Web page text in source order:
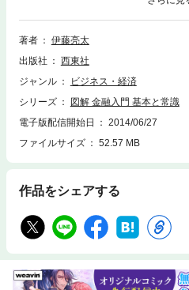
い金融に関する基本と常識を、わかり
説。基本用語やポイントとなるキーワ
で、初めて勉強する人でもそれぞれの
書籍は同じ書名の出版物を底本とし電
載されている内容は、印刷出版当時の
んでいる場合があります。また、印刷
あります。株式会社西東社／seitosha
著者
伊藤亮太
出版社
西東社
ジャンル
ビジネス・経済
シリーズ
図解 金融入門 基本と常識
電子版配信開始日
2014/06/27
ファイルサイズ
52.57 MB
作品をシェアする